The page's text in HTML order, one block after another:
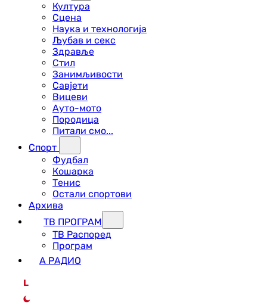
Култура
Сцена
Наука и технологија
Љубав и секс
Здравље
Стил
Занимљивости
Савјети
Вицеви
Ауто-мото
Породица
Питали смо...
Спорт
Фудбал
Кошарка
Тенис
Остали спортови
Архива
ТВ ПРОГРАМ
ТВ Распоред
Програм
А РАДИО
L